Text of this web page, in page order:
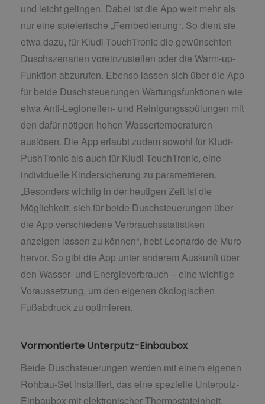
und leicht gelingen. Dabei ist die App weit mehr als
nur eine spielerische „Fernbedienung“. So dient sie
etwa dazu, für Kludi-TouchTronic die gewünschten
Duschszenarien voreinzustellen oder die Warm-up-
Funktion abzurufen. Ebenso lassen sich über die App
für beide Duschsteuerungen Wartungsfunktionen wie
etwa Anti-Legionellen- und Reinigungsspülungen mit
den dafür nötigen hohen Wassertemperaturen
auslösen. Die App erlaubt zudem sowohl für Kludi-
PushTronic als auch für Kludi-TouchTronic, eine
individuelle Kindersicherung zu parametrieren.
„Besonders wichtig in der heutigen Zeit ist die
Möglichkeit, sich für beide Duschsteuerungen über
die App verschiedene Verbrauchsstatistiken
anzeigen lassen zu können“, hebt Leonardo de Muro
hervor. So gibt die App unter anderem Auskunft über
den Wasser- und Energieverbrauch – eine wichtige
Voraussetzung, um den eigenen ökologischen
Fußabdruck zu optimieren.
Vormontierte Unterputz-Einbaubox
Beide Duschsteuerungen werden mit einem eigenen
Rohbau-Set installiert, das eine spezielle Unterputz-
Einbaubox mit elektronischer Thermostateinheit,